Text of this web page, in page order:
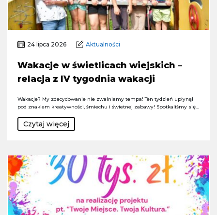
24 lipca 2026 Aktualności
Wakacje w świetlicach wiejskich –
relacja z IV tygodnia wakacji
Wakacje? My zdecydowanie nie zwalniamy tempa! Ten tydzień upłynął
pod znakiem kreatywności, śmiechu i świetnej zabawy! Spotkaliśmy się…
Czytaj więcej